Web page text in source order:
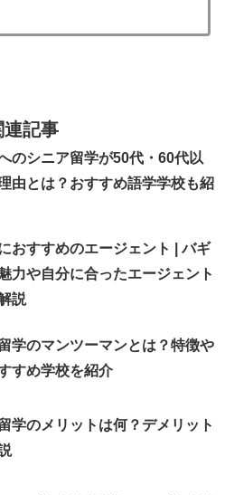
連記事
のシニア留学が50代・60代以
由とは？おすすめ語学学校も紹
おすすめのエージェント | バギ
力や自分に合ったエージェント
説
学のマンツーマンとは？特徴や
すめ学校を紹介
学のメリットは何？デメリット